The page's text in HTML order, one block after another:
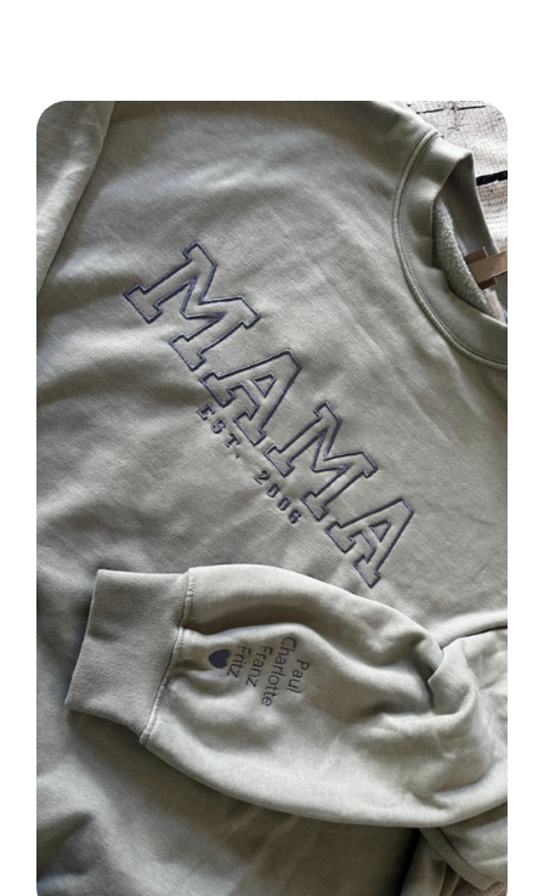
SELECT OPTIONS / DETAILS